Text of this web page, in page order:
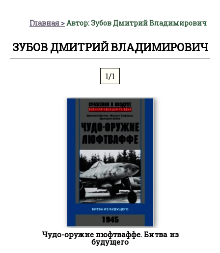
Главная Автор: Зубов Дмитрий Владимирович
ЗУБОВ ДМИТРИЙ ВЛАДИМИРОВИЧ
1/1
Чудо-оружие люфтваффе. Битва из
будущего